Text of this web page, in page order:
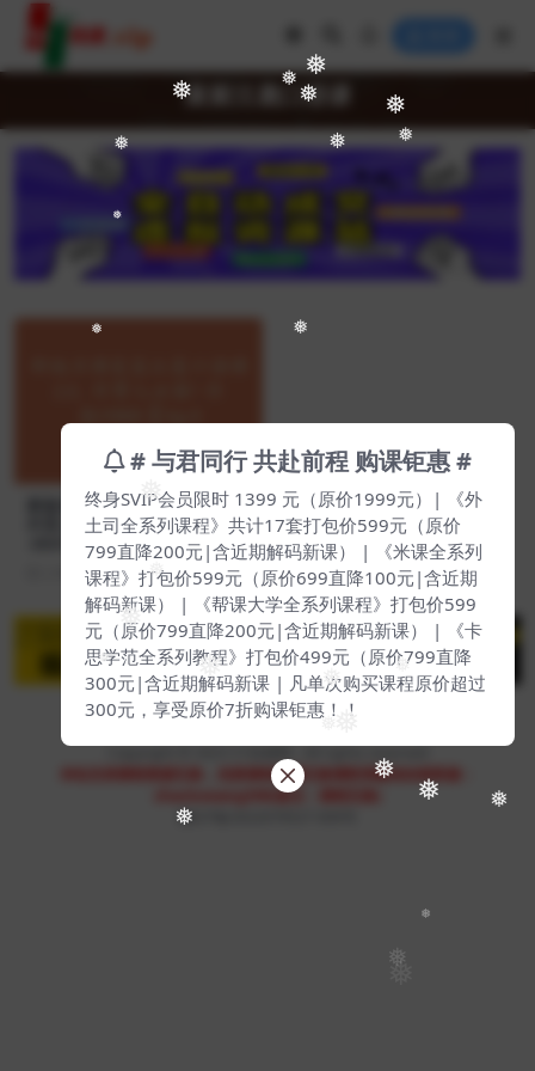
❅
❅
❅
❅
❅
❅
❅
❅
❅
❅
❅
❅
❅
❅
❅
❅
❅
❅ ❅
❅
❅
❅
❅
❅
❅
菜菜汪晟口语课
新版米课菜菜汪晟口语课2.0，
外贸人必备！价值19800【Ag
-0041】
2 年前 131 199
Copyright © 202351找课网- All rights reserved
本站支持课程资源互换，优质课程资源互换请联系微信在线客服：
zhaokewang598(备注：课程互换)
赣ICP备2022079527-009号
# 与君同行 共赴前程 购课钜惠 #
终身SVIP会员限时 1399 元（原价1999元）| 《外
土司全系列课程》共计17套打包价599元（原价
799直降200元|含近期解码新课） | 《米课全系列
课程》打包价599元（原价699直降100元|含近期
解码新课） | 《帮课大学全系列课程》打包价599
元（原价799直降200元|含近期解码新课） | 《卡
思学范全系列教程》打包价499元（原价799直降
300元|含近期解码新课 | 凡单次购买课程原价超过
300元，享受原价7折购课钜惠！！